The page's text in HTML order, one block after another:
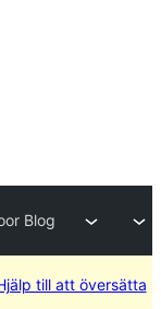
Blog
till att översätta